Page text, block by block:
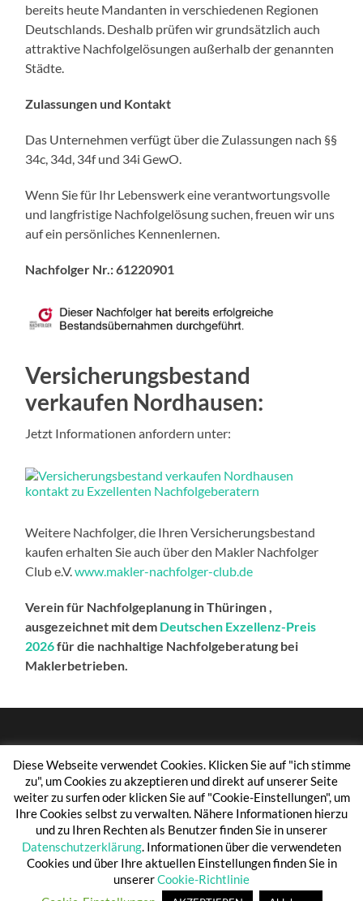
bereits heute Mandanten in verschiedenen Regionen
Deutschlands. Deshalb prüfen wir grundsätzlich auch
attraktive Nachfolgelösungen außerhalb der genannten
Städte.
Zulassungen und Kontakt
Das Unternehmen verfügt über die Zulassungen nach §§
34c, 34d, 34f und 34i GewO.
Wenn Sie für Ihr Lebenswerk eine verantwortungsvolle
und langfristige Nachfolgelösung suchen, freuen wir uns
auf ein persönliches Kennenlernen.
Nachfolger Nr.: 61220901
Versicherungsbestand
verkaufen Nordhausen:
Jetzt Informationen anfordern unter:
Weitere Nachfolger, die Ihren Versicherungsbestand
kaufen erhalten Sie auch über den Makler Nachfolger
Club e.V.www.makler-nachfolger-club.de
Verein für Nachfolgeplanung in Thüringen ,
ausgezeichnet mit dem Deutschen Exzellenz-Preis
2026für die nachhaltige Nachfolgeberatung bei
Maklerbetrieben.
© 2026BESTANDSPARKPLATZ 24 —HOCH ↑
Diese Webseite verwendet Cookies. Klicken Sie auf "ich stimme
zu", um Cookies zu akzeptieren und direkt auf unserer Seite
weiter zu surfen oder klicken Sie auf "Cookie-Einstellungen", um
Ihre Cookies selbst zu verwalten. Nähere Informationen hierzu
und zu Ihren Rechten als Benutzer finden Sie in unserer
Datenschutzerklärung . Informationen über die verwendeten
Cookies und über Ihre aktuellen Einstellungen finden Sie in
unsererCookie-Richtlinie